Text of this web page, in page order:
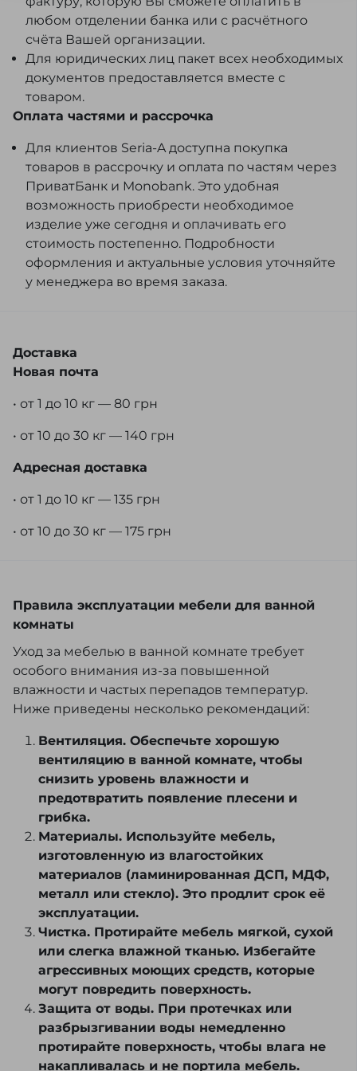
любом отделении банка или с расчётного
счёта Вашей организации.
Для юридических лиц пакет всех необходимых
документов предоставляется вместе с
товаром.
Оплата частями и рассрочка
Для клиентов Seria-A доступна покупка
товаров в рассрочку и оплата по частям через
ПриватБанк и Monobank. Это удобная
возможность приобрести необходимое
изделие уже сегодня и оплачивать его
стоимость постепенно. Подробности
оформления и актуальные условия уточняйте
у менеджера во время заказа.
Доставка
Новая почта
• от 1 до 10 кг — 80 грн
• от 10 до 30 кг — 140 грн
Адресная доставка
• от 1 до 10 кг — 135 грн
• от 10 до 30 кг — 175 грн
Правила эксплуатации мебели для ванной
комнаты
Уход за мебелью в ванной комнате требует
особого внимания из-за повышенной
влажности и частых перепадов температур.
Ниже приведены несколько рекомендаций:
Вентиляция. Обеспечьте хорошую
вентиляцию в ванной комнате, чтобы
снизить уровень влажности и
предотвратить появление плесени и
грибка.
Материалы. Используйте мебель,
изготовленную из влагостойких
материалов (ламинированная ДСП, МДФ,
металл или стекло). Это продлит срок её
эксплуатации.
Чистка. Протирайте мебель мягкой, сухой
или слегка влажной тканью. Избегайте
агрессивных моющих средств, которые
могут повредить поверхность.
Защита от воды. При протечках или
разбрызгивании воды немедленно
протирайте поверхность, чтобы влага не
накапливалась и не портила мебель.